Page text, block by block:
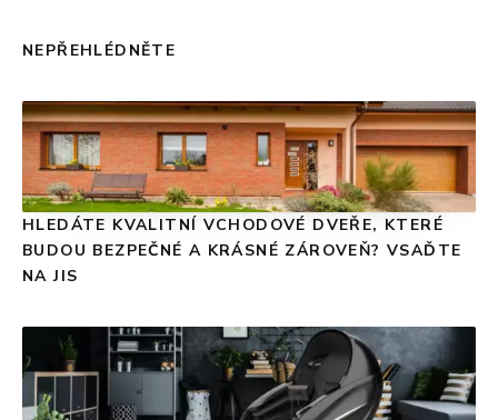
NEPŘEHLÉDNĚTE
HLEDÁTE KVALITNÍ VCHODOVÉ DVEŘE, KTERÉ
BUDOU BEZPEČNÉ A KRÁSNÉ ZÁROVEŇ? VSAĎTE
NA JIS